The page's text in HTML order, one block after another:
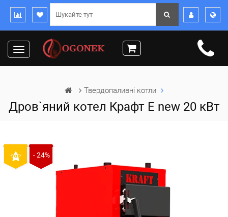
Toggle
navigation
Твердопаливні котли
Дров`яний котел Крафт Е new 20 кВт
- 24%